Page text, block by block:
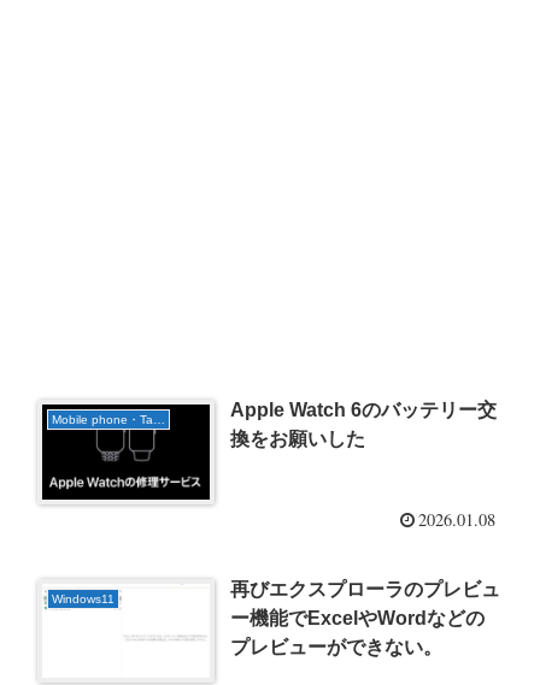
Mobile phone・Tablet
Apple Watch 6のバッテリー交
換をお願いした
2026.01.08
Windows11
再びエクスプローラのプレビュ
ー機能でExcelやWordなどの
プレビューができない。